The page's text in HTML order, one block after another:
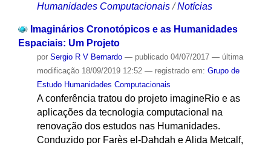
Humanidades Computacionais /Notícias
Imaginários Cronotópicos e as Humanidades
Espaciais: Um Projeto
por Sergio R V Bernardo — publicado04/07/2017 — última
modificação18/09/2019 12:52 — registrado em: Grupo de
Estudo Humanidades Computacionais
A conferência tratou do projeto imagineRio e as
aplicações da tecnologia computacional na
renovação dos estudos nas Humanidades.
Conduzido por Farès el-Dahdah e Alida Metcalf,